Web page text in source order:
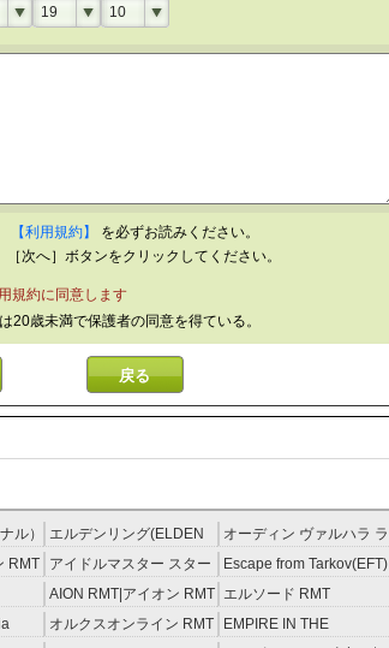
19 10
【利用規約】
を必ずお読みください。
次へ］ボタンをクリックしてください。
規約に同意します
20歳未満で保護者の同意を得ている。
ル）
エルデンリング(ELDEN
RING) RMT
オーディン ヴァルハラ ラ
イジング RMT
RMT
アイドルマスター スター
ライトステージ RMT
Escape from Tarkov(EFT)
RMT
予
AION RMT|アイオン RMT エルソード RMT
オルクスオンライン RMT
EMPIRE IN THE